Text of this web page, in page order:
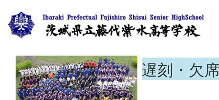
遅刻・欠